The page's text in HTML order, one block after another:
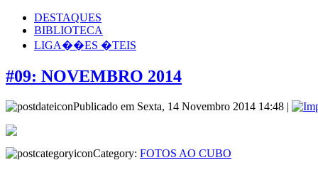
DESTAQUES
BIBLIOTECA
LIGA��ES �TEIS
#09: NOVEMBRO 2014
Publicado em Sexta, 14 Novembro 2014 14:48 |
Category: FOTOS AO CUBO